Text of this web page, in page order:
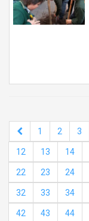
1 2 3
12 13 14
22 23 24
32 33 34
42 43 44